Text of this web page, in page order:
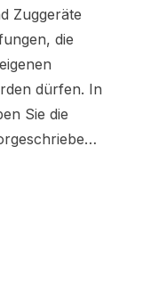
Zuggeräte
die
dürfen. In
Sie die